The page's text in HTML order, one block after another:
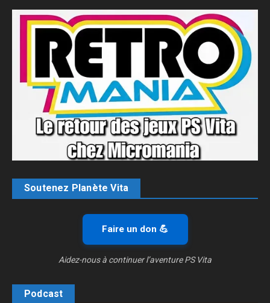
Soutenez Planète Vita
Faire un don 💪
Aidez-nous à continuer l’aventure PS Vita
Podcast